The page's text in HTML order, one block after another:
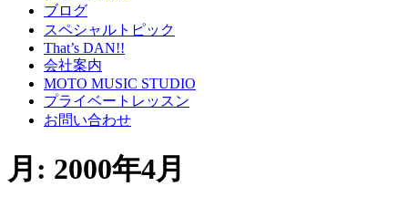
ブログ
スペシャルトピック
That’s DAN!!
会社案内
MOTO MUSIC STUDIO
プライベートレッスン
お問い合わせ
月: 2000年4月